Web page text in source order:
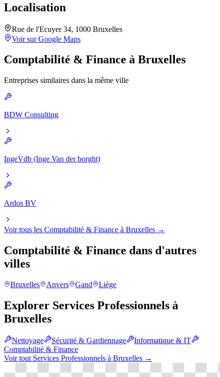
Localisation
Rue de l'Ecuyer 34, 1000 Bruxelles
Voir sur Google Maps
Comptabilité & Finance à Bruxelles
Entreprises similaires dans la même ville
BDW Consulting
IngeVdb (Inge Van der borght)
Ardos BV
Voir tous les Comptabilité & Finance à Bruxelles →
Comptabilité & Finance dans d'autres
villes
Bruxelles Anvers Gand Liège
Explorer Services Professionnels à
Bruxelles
Nettoyage Sécurité & Gardiennage
Informatique & IT
Comptabilité & Finance
Voir tout Services Professionnels à Bruxelles →